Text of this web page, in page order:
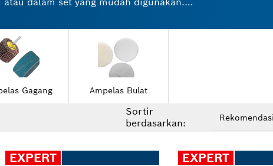
orbital sander, small angle, atau delta
pemoles logam Anda. Lihat beragam
Gagang Ampelas Bulat
Sortir
berdasarkan:
closed
EXPERT EXPERT